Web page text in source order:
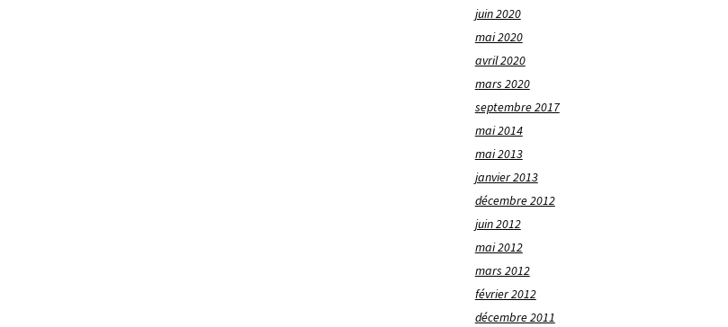
juin 2020
mai 2020
avril 2020
mars 2020
septembre 2017
mai 2014
mai 2013
janvier 2013
décembre 2012
juin 2012
mai 2012
mars 2012
février 2012
décembre 2011